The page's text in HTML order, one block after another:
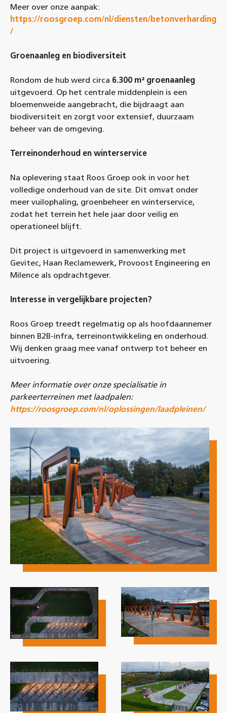
Meer over onze aanpak:
https://roosgroep.com/nl/diensten/betonverharding
/
Groenaanleg en biodiversiteit
Rondom de hub werd circa 6.300 m² groenaanleg
uitgevoerd. Op het centrale middenplein is een
bloemenweide aangebracht, die bijdraagt aan
biodiversiteit en zorgt voor extensief, duurzaam
beheer van de omgeving.
Terreinonderhoud en winterservice
Na oplevering staat Roos Groep ook in voor het
volledige onderhoud van de site. Dit omvat onder
meer vuilophaling, groenbeheer en winterservice,
zodat het terrein het hele jaar door veilig en
operationeel blijft.
Dit project is uitgevoerd in samenwerking met
Gevitec, Haan Reclamewerk, Provoost Engineering en
Milence als opdrachtgever.
Interesse in vergelijkbare projecten?
Roos Groep treedt regelmatig op als hoofdaannemer
binnen B2B-infra, terreinontwikkeling en onderhoud.
Wij denken graag mee vanaf ontwerp tot beheer en
uitvoering.
Meer informatie over onze specialisatie in
parkeerterreinen met laadpalen:
https://roosgroep.com/nl/oplossingen/laadpleinen/